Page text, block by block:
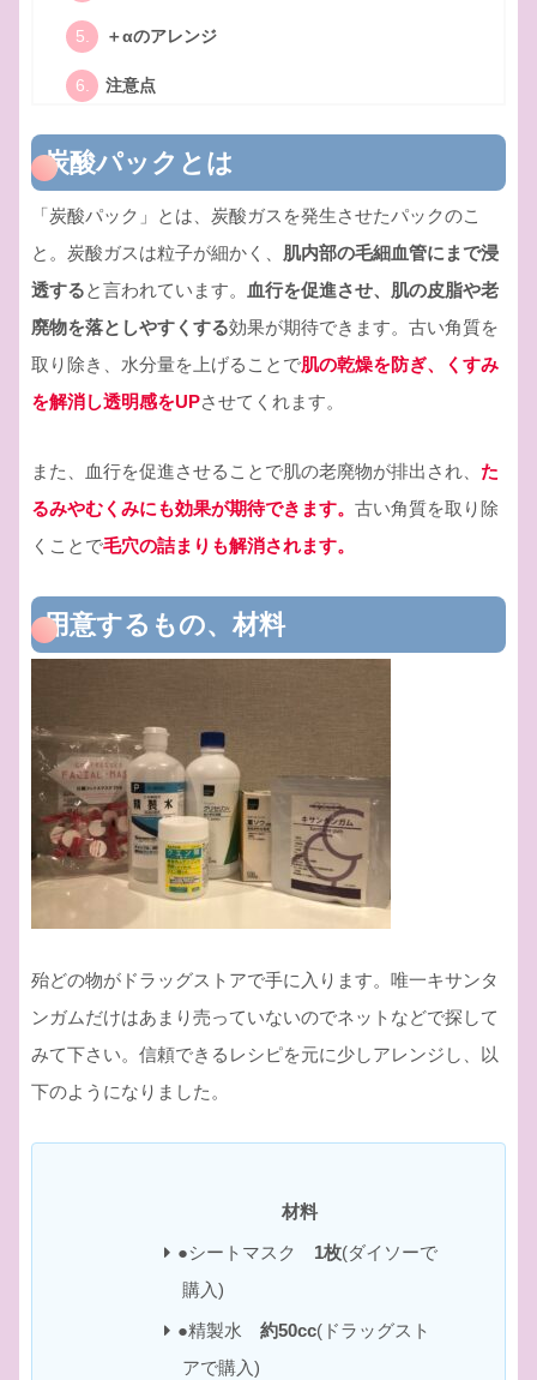
＋αのアレンジ
注意点
炭酸パックとは
「炭酸パック」とは、炭酸ガスを発生させたパックのこ
と。炭酸ガスは粒子が細かく、 肌内部の毛細血管にまで浸
透すると言われています。
血行を促進させ、肌の皮脂や老
廃物を落としやすくする効果が期待できます。古い角質を
取り除き、水分量を上げることで肌の乾燥を防ぎ、くすみ
を解消し透明感をUPさせてくれます。
また、血行を促進させることで肌の老廃物が排出され、 た
るみやむくみにも効果が期待できます。 古い角質を取り除
くことで毛穴の詰まりも解消されます。
用意するもの、材料
殆どの物がドラッグストアで手に入ります。唯一キサンタ
ンガムだけはあまり売っていないのでネットなどで探して
みて下さい。信頼できるレシピを元に少しアレンジし、以
下のようになりました。
材料
●シートマスク 1枚(ダイソーで
購入)
●精製水約50cc(ドラッグスト
アで購入)